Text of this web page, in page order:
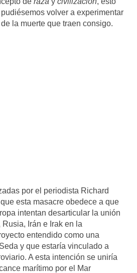
volver a experimentar
la muerte que traen consigo.
por el periodista Richard
esta masacre obedece a que
intentan desarticular la unión
Irán e Irak en la
entendido como una
y que estaría vinculado a
A esta intención se uniría
marítimo por el Mar